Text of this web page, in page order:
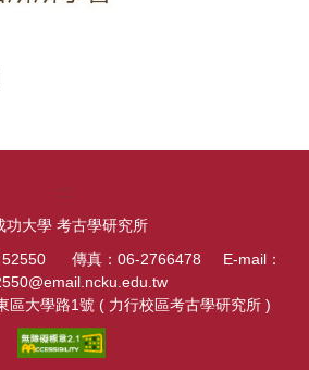
:::
功大學 考古學研究所
52550 傳真：06-2766478 E-mail：
區大學路1號 ( 力行校區考古學研究所 )